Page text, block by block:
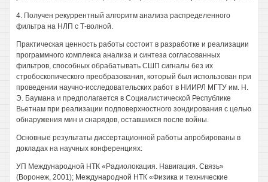
4. Получен рекуррентный алгоритм анализа распределенного
фильтра на НЛП с Т-волной.
Практическая ценность работы состоит в разработке и реализации
программного комплекса анализа и синтеза согласованных
фильтров, способных обрабатывать СШП сигналы без их
стробоскопического преобразования, который был использован при
проведении научно-исследовательских работ в НИИРЛ МГТУ им. Н.
Э. Баумана и предполагается в Социалистической Республике
Вьетнам при реализации подповерхностного зондирования с целью
обнаружения мин и снарядов, оставшихся после войны.
Основные результаты диссертационной работы апробированы в
докладах на научных конференциях:
УП Международной НТК «Радиолокация. Навигация. Связь»
(Воронеж, 2001); Международной НТК «Физика и технические